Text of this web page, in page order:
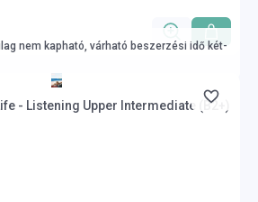
nem kapható, várható beszerzési idő két-
- Listening Upper Intermediate (B2+)